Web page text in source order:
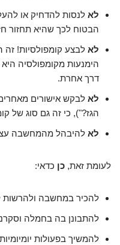
לא לנסות להדחיק או
הבטוח לכך שהיא תחזור
לא לבצע קומפולסיות!
הימנעות מקומפולסיה
דרך אחרת.
לא לבקש אישורים
הגז?"), כי זה גם סוג של
לא להיבהל מהמחשבה
לעומת זאת, כן כדאי:
להכיר במחשבה ולהרשות
להתבונן בה בחמלה
להמשיך בפעולות